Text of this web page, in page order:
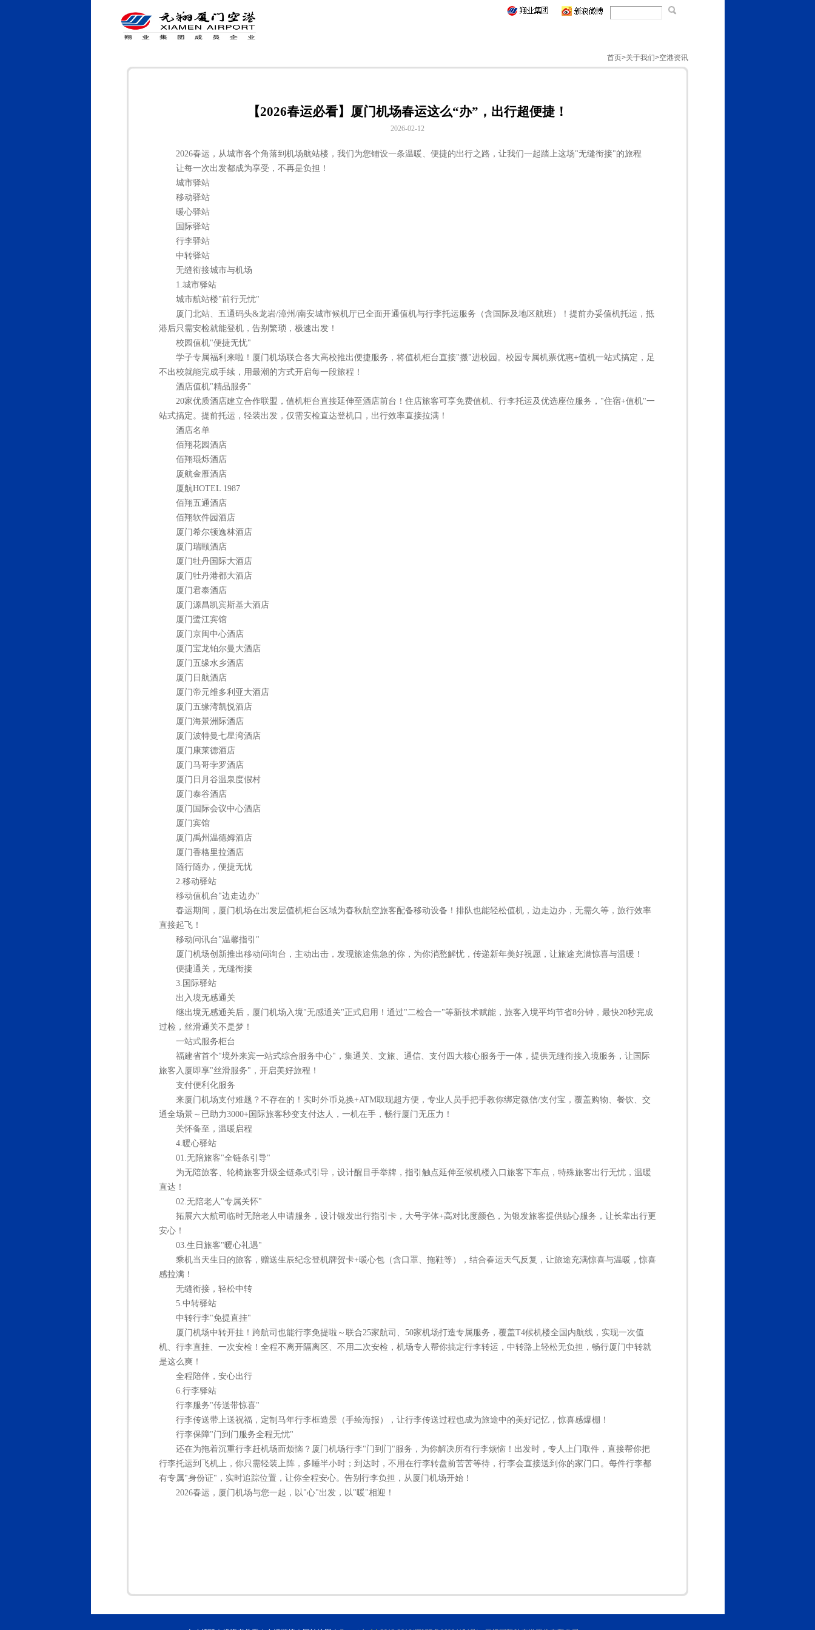
首页>关于我们>空港资讯
【2026春运必看】厦门机场春运这么“办”，出行超便捷！
2026-02-12
2026春运， 从城市各个角落到机场航站楼， 我们为您铺设一条温暖、便捷的出行之路， 让我们一起踏上这场"无缝衔接"的旅程
让每一次出发都成为享受，不再是负担！
城市驿站
移动驿站
暖心驿站
国际驿站
行李驿站
中转驿站
无缝衔接城市与机场
1.城市驿站
城市航站楼"前行无忧"
厦门北站、五通码头&龙岩/漳州/南安城市候机厅已全面开通值机与行李托运服务（含国际及地区航班）！提前办妥值机托运，抵
港后只需安检就能登机，告别繁琐，极速出发！
校园值机"便捷无忧"
学子专属福利来啦！厦门机场联合各大高校推出便捷服务，将值机柜台直接"搬"进校园。校园专属机票优惠+值机一站式搞定，足
不出校就能完成手续，用最潮的方式开启每一段旅程！
酒店值机"精品服务"
20家优质酒店建立合作联盟，值机柜台直接延伸至酒店前台！住店旅客可享免费值机、行李托运及优选座位服务，"住宿+值机"一
站式搞定。提前托运，轻装出发，仅需安检直达登机口，出行效率直接拉满！
酒店名单
佰翔花园酒店
佰翔琨烁酒店
厦航金雁酒店
厦航HOTEL 1987
佰翔五通酒店
佰翔软件园酒店
厦门希尔顿逸林酒店
厦门瑞颐酒店
厦门牡丹国际大酒店
厦门牡丹港都大酒店
厦门君泰酒店
厦门源昌凯宾斯基大酒店
厦门鹭江宾馆
厦门京闽中心酒店
厦门宝龙铂尔曼大酒店
厦门五缘水乡酒店
厦门日航酒店
厦门帝元维多利亚大酒店
厦门五缘湾凯悦酒店
厦门海景洲际酒店
厦门波特曼七星湾酒店
厦门康莱德酒店
厦门马哥孛罗酒店
厦门日月谷温泉度假村
厦门泰谷酒店
厦门国际会议中心酒店
厦门宾馆
厦门禹州温德姆酒店
厦门香格里拉酒店
随行随办，便捷无忧
2.移动驿站
移动值机台"边走边办"
春运期间，厦门机场在出发层值机柜台区域为春秋航空旅客配备移动设备！排队也能轻松值机，边走边办，无需久等，旅行效率
直接起飞！
移动问讯台"温馨指引"
厦门机场创新推出移动问询台，主动出击，发现旅途焦急的你，为你消愁解忧，传递新年美好祝愿，让旅途充满惊喜与温暖！
便捷通关，无缝衔接
3.国际驿站
出入境无感通关
继出境无感通关后，厦门机场入境"无感通关"正式启用！通过"二检合一"等新技术赋能，旅客入境平均节省8分钟，最快20秒完成
过检，丝滑通关不是梦！
一站式服务柜台
福建省首个"境外来宾一站式综合服务中心"，集通关、文旅、通信、支付四大核心服务于一体，提供无缝衔接入境服务，让国际
旅客入厦即享"丝滑服务"，开启美好旅程！
支付便利化服务
来厦门机场支付难题？不存在的！实时外币兑换+ATM取现超方便，专业人员手把手教你绑定微信/支付宝，覆盖购物、餐饮、交
通全场景～已助力3000+国际旅客秒变支付达人，一机在手，畅行厦门无压力！
关怀备至，温暖启程
4.暖心驿站
01.无陪旅客"全链条引导"
为无陪旅客、轮椅旅客升级全链条式引导，设计醒目手举牌，指引触点延伸至候机楼入口旅客下车点，特殊旅客出行无忧，温暖
直达！
02.无陪老人"专属关怀"
拓展六大航司临时无陪老人申请服务，设计银发出行指引卡，大号字体+高对比度颜色，为银发旅客提供贴心服务，让长辈出行更
安心！
03.生日旅客"暖心礼遇"
乘机当天生日的旅客，赠送生辰纪念登机牌贺卡+暖心包（含口罩、拖鞋等），结合春运天气反复，让旅途充满惊喜与温暖，惊喜
感拉满！
无缝衔接，轻松中转
5.中转驿站
中转行李"免提直挂"
厦门机场中转开挂！跨航司也能行李免提啦～联合25家航司、50家机场打造专属服务，覆盖T4候机楼全国内航线，实现一次值
机、行李直挂、一次安检！全程不离开隔离区、不用二次安检，机场专人帮你搞定行李转运，中转路上轻松无负担，畅行厦门中转就
是这么爽！
全程陪伴，安心出行
6.行李驿站
行李服务"传送带惊喜"
行李传送带上送祝福，定制马年行李框造景（手绘海报），让行李传送过程也成为旅途中的美好记忆，惊喜感爆棚！
行李保障"门到门服务全程无忧"
还在为拖着沉重行李赶机场而烦恼？厦门机场行李"门到门"服务，为你解决所有行李烦恼！出发时，专人上门取件，直接帮你把
行李托运到飞机上，你只需轻装上阵，多睡半小时；到达时，不用在行李转盘前苦苦等待，行李会直接送到你的家门口。每件行李都
有专属"身份证"，实时追踪位置，让你全程安心。告别行李负担，从厦门机场开始！
2026春运， 厦门机场与您一起， 以"心"出发，以"暖"相迎！